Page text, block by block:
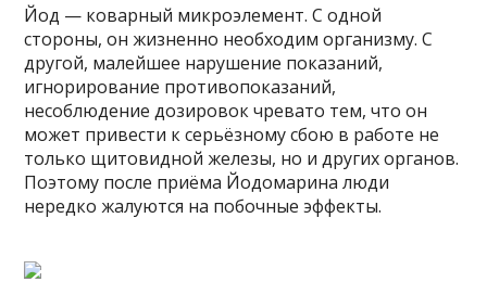
Йод — коварный микроэлемент. С одной
стороны, он жизненно необходим организму. С
другой, малейшее нарушение показаний,
игнорирование противопоказаний,
несоблюдение дозировок чревато тем, что он
может привести к серьёзному сбою в работе не
только щитовидной железы, но и других органов.
Поэтому после приёма Йодомарина люди
нередко жалуются на побочные эффекты.